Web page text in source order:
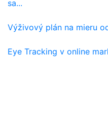
sa...
Výživový plán na mieru
Eye Tracking v online